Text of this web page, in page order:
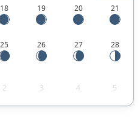
18 19 20 21
25 26 27 28
2 3 4 5